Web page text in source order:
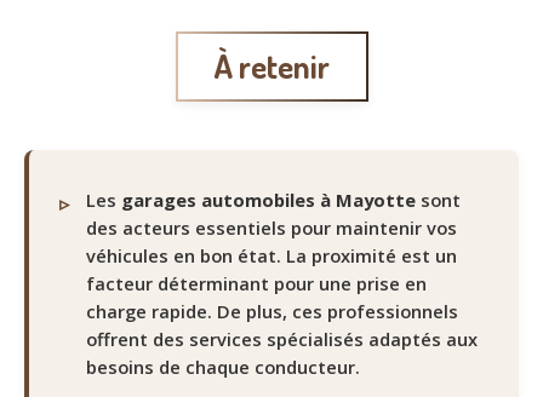
À retenir
Les garages automobiles à Mayotte sont
des acteurs essentiels pour maintenir vos
véhicules en bon état. La proximité est un
facteur déterminant pour une prise en
charge rapide. De plus, ces professionnels
offrent des services spécialisés adaptés aux
besoins de chaque conducteur.